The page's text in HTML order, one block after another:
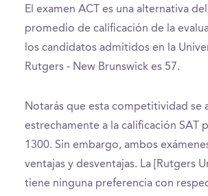
El examen ACT es una alternativa del
promedio de calificación de la
los candidatos admitidos en la
Rutgers - New Brunswick es 57.
Notarás que esta competitividad se
estrechamente a la calificación SAT
1300. Sin embargo, ambos
ventajas y desventajas. La [Rutgers
tiene ninguna preferencia con